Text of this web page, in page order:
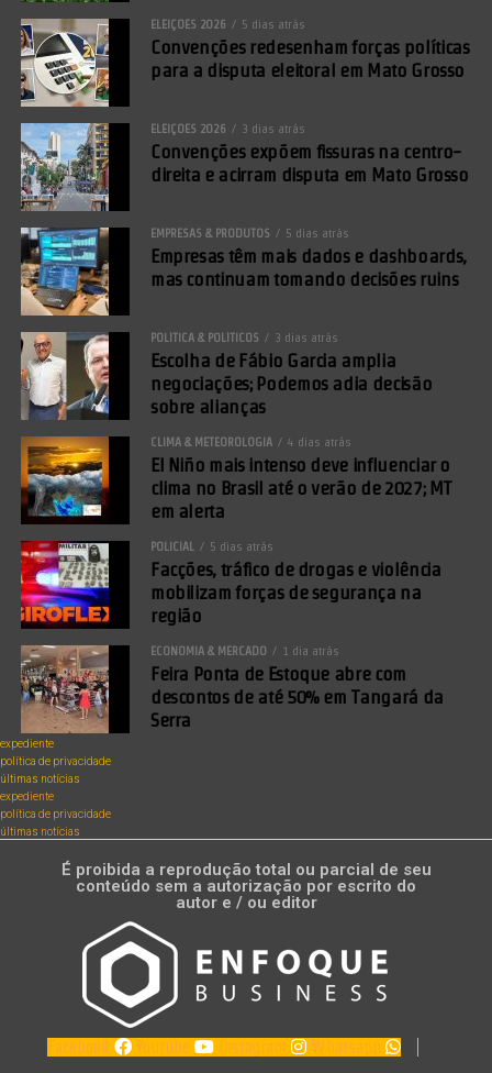
ELEIÇÕES 2026 5 dias atrás
Convenções redesenham forças políticas
para a disputa eleitoral em Mato Grosso
ELEIÇÕES 2026 3 dias atrás
Convenções expõem fissuras na centro-
direita e acirram disputa em Mato Grosso
EMPRESAS & PRODUTOS 5 dias atrás
Empresas têm mais dados e dashboards,
mas continuam tomando decisões ruins
POLÍTICA & POLÍTICOS 3 dias atrás
Escolha de Fábio Garcia amplia
negociações; Podemos adia decisão
sobre alianças
CLIMA & METEOROLOGIA 4 dias atrás
El Niño mais intenso deve influenciar o
clima no Brasil até o verão de 2027; MT
em alerta
POLICIAL 5 dias atrás
Facções, tráfico de drogas e violência
mobilizam forças de segurança na
região
ECONOMIA & MERCADO 1 dia atrás
Feira Ponta de Estoque abre com
descontos de até 50% em Tangará da
Serra
expediente
política de privacidade
últimas notícias
expediente
política de privacidade
últimas notícias
É proibida a reprodução total ou parcial de seu
conteúdo sem a autorização por escrito do
autor e / ou editor
Facebook Youtube Instagram Whatsapp